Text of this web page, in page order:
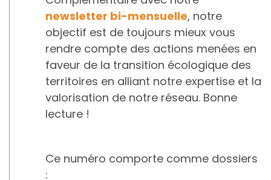
newsletter bi-mensuelle, notre
objectif est de toujours mieux vous
rendre compte des actions menées en
faveur de la transition écologique des
territoires en alliant notre expertise et la
valorisation de notre réseau. Bonne
lecture !
Ce numéro comporte comme dossiers
: